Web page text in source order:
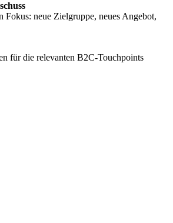
Fokus: neue Zielgruppe, neues Angebot,
für die relevanten B2C-Touchpoints